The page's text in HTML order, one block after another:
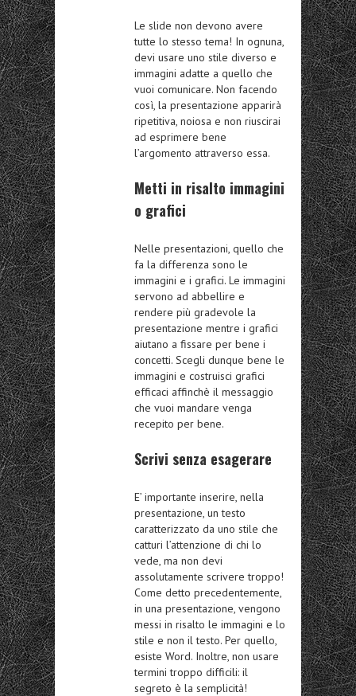
Le slide non devono avere
tutte lo stesso tema! In ognuna,
devi usare uno stile diverso e
immagini adatte a quello che
vuoi comunicare. Non facendo
così, la presentazione apparirà
ripetitiva, noiosa e non riuscirai
ad esprimere bene
l’argomento attraverso essa.
Metti in risalto immagini
o grafici
Nelle presentazioni, quello che
fa la differenza sono le
immagini e i grafici. Le immagini
servono ad abbellire e
rendere più gradevole la
presentazione mentre i grafici
aiutano a fissare per bene i
concetti. Scegli dunque bene le
immagini e costruisci grafici
efficaci affinchè il messaggio
che vuoi mandare venga
recepito per bene.
Scrivi senza esagerare
E’ importante inserire, nella
presentazione, un testo
caratterizzato da uno stile che
catturi l’attenzione di chi lo
vede, ma non devi
assolutamente scrivere troppo!
Come detto precedentemente,
in una presentazione, vengono
messi in risalto le immagini e lo
stile e non il testo. Per quello,
esiste Word. Inoltre, non usare
termini troppo difficili: il
segreto è la semplicità!